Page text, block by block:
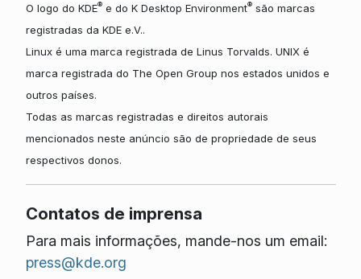
O logo do KDE®e do K Desktop Environment®são marcas
registradas da KDE e.V..
Linux é uma marca registrada de Linus Torvalds. UNIX é
marca registrada do The Open Group nos estados unidos e
outros países.
Todas as marcas registradas e direitos autorais
mencionados neste anúncio são de propriedade de seus
respectivos donos.
Contatos de imprensa
Para mais informações, mande-nos um email:
press@kde.org